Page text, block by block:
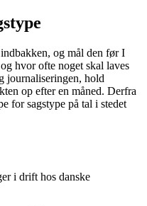
og mål den før I
hvor ofte noget skal laves
journaliseringen, hold
op efter en måned. Derfra
for sagstype på tal i stedet
i drift hos danske